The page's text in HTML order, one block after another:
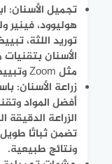
تجميل الأسنان:
هوليوود، فينير
توريد اللثة،
الأسنان
مثل Zoom وتبييض الليزر.
زراعة الأسنان:
أفضل المواد
الزراعة الدقيقة
تضمن ثباتًا طويل
ونتائج طبيعية.